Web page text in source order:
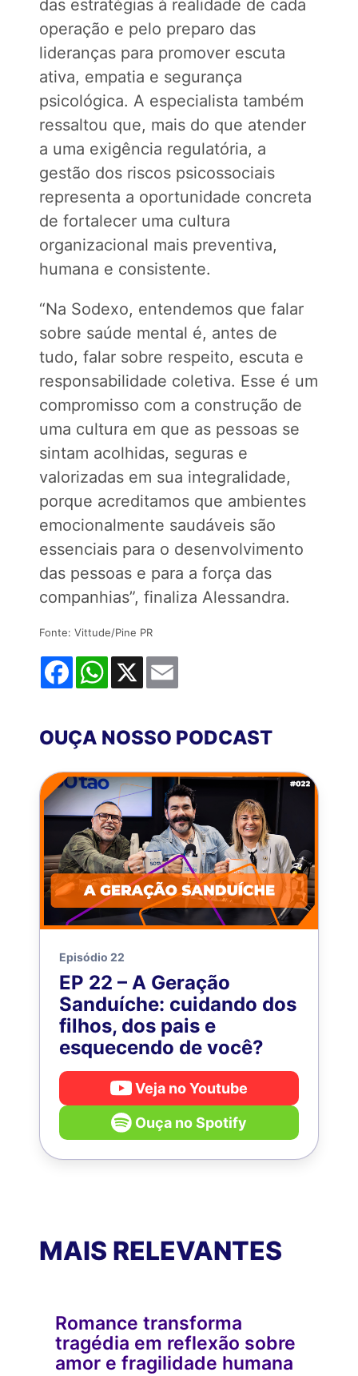
das estratégias à realidade de cada
operação e pelo preparo das
lideranças para promover escuta
ativa, empatia e segurança
psicológica. A especialista também
ressaltou que, mais do que atender
a uma exigência regulatória, a
gestão dos riscos psicossociais
representa a oportunidade concreta
de fortalecer uma cultura
organizacional mais preventiva,
humana e consistente.
“Na Sodexo, entendemos que falar
sobre saúde mental é, antes de
tudo, falar sobre respeito, escuta e
responsabilidade coletiva. Esse é um
compromisso com a construção de
uma cultura em que as pessoas se
sintam acolhidas, seguras e
valorizadas em sua integralidade,
porque acreditamos que ambientes
emocionalmente saudáveis são
essenciais para o desenvolvimento
das pessoas e para a força das
companhias”, finaliza Alessandra.
Fonte: Vittude/Pine PR
FacebookWhatsApp
X
OUÇA NOSSO PODCAST
Episódio 22
EP 22 – A Geração
Sanduíche: cuidando dos
filhos, dos pais e
esquecendo de você?
Veja no Youtube
Ouça no Spotify
MAIS RELEVANTES
Romance transforma
tragédia em reflexão sobre
amor e fragilidade humana